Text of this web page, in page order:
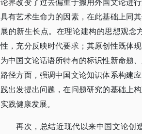
具有艺术生命力的因素，在此基础上同
展的新生长点。在理论建构的思想观
性，充分反映时代要求；其原创性既体
为中国文论话语所特有的标识性新命题
路径方面，强调中国文论知识体系构建
践出发提出问题，在问题研究的基础上
实践健康发展。
再次，总结近现代以来中国文论创